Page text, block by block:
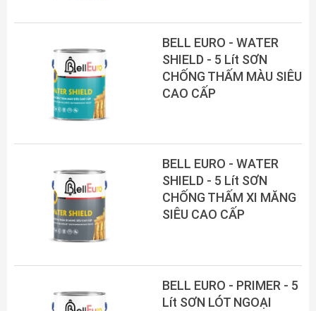
BELL EURO - WATER
SHIELD - 5 Lít SƠN
CHỐNG THẤM MÀU SIÊU
CAO CẤP
BELL EURO - WATER
SHIELD - 5 Lít SƠN
CHỐNG THẤM XI MĂNG
SIÊU CAO CẤP
BELL EURO - PRIMER - 5
Lít SƠN LÓT NGOẠI